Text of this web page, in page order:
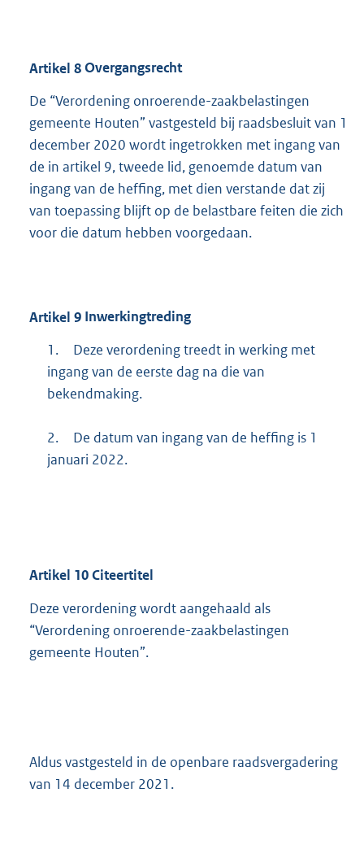
Artikel 8Overgangsrecht
De “Verordening onroerende-zaakbelastingen
gemeente Houten” vastgesteld bij raadsbesluit van 1
december 2020 wordt ingetrokken met ingang van
de in artikel 9, tweede lid, genoemde datum van
ingang van de heffing, met dien verstande dat zij
van toepassing blijft op de belastbare feiten die zich
voor die datum hebben voorgedaan.
Artikel 9 Inwerkingtreding
1.
Deze verordening treedt in werking met
ingang van de eerste dag na die van
bekendmaking.
2.
De datum van ingang van de heffing is 1
januari 2022.
Artikel 10Citeertitel
Deze verordening wordt aangehaald als
“Verordening onroerende-zaakbelastingen
gemeente Houten”.
Aldus vastgesteld in de openbare raadsvergadering
van 14 december 2021.